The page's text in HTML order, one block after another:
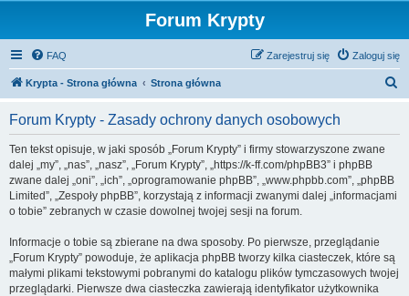
Forum Krypty
FAQ Zaloguj się
Zarejestruj się
Krypta - Strona główna Strona główna
Forum Krypty - Zasady ochrony danych osobowych
Ten tekst opisuje, w jaki sposób „Forum Krypty” i firmy stowarzyszone zwane
dalej „my”, „nas”, „nasz”, „Forum Krypty”, „https://k-ff.com/phpBB3” i phpBB
zwane dalej „oni”, „ich”, „oprogramowanie phpBB”, „www.phpbb.com”, „phpBB
Limited”, „Zespoły phpBB”, korzystają z informacji zwanymi dalej „informacjami
o tobie” zebranych w czasie dowolnej twojej sesji na forum.
Informacje o tobie są zbierane na dwa sposoby. Po pierwsze, przeglądanie
„Forum Krypty” powoduje, że aplikacja phpBB tworzy kilka ciasteczek, które są
małymi plikami tekstowymi pobranymi do katalogu plików tymczasowych twojej
przeglądarki. Pierwsze dwa ciasteczka zawierają identyfikator użytkownika